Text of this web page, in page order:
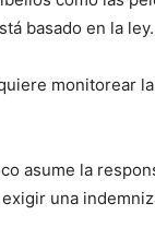
basado en la ley.
monitorear
asume la
una